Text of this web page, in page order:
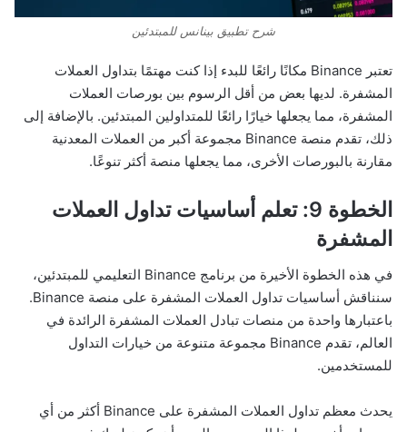
شرح تطبيق بينانس للمبتدئين
تعتبر Binance مكانًا رائعًا للبدء إذا كنت مهتمًا بتداول العملات
المشفرة. لديها بعض من أقل الرسوم بين بورصات العملات
المشفرة، مما يجعلها خيارًا رائعًا للمتداولين المبتدئين. بالإضافة إلى
ذلك، تقدم منصة Binance مجموعة أكبر من العملات المعدنية
مقارنة بالبورصات الأخرى، مما يجعلها منصة أكثر تنوعًا.
الخطوة 9: تعلم أساسيات تداول العملات
المشفرة
في هذه الخطوة الأخيرة من برنامج Binance التعليمي للمبتدئين،
سنناقش أساسيات تداول العملات المشفرة على منصة Binance.
باعتبارها واحدة من منصات تبادل العملات المشفرة الرائدة في
العالم، تقدم Binance مجموعة متنوعة من خيارات التداول
للمستخدمين.
يحدث معظم تداول العملات المشفرة على Binance أكثر من أي